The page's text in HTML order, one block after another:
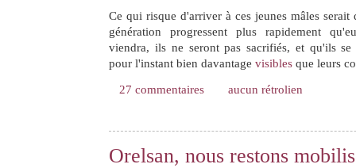
Ce qui risque d'arriver à ces jeunes mâles
génération progressent plus rapidement
viendra, ils ne seront pas sacrifiés, et qu'ils se
pour l'instant bien davantagevisibles que leurs
27 commentaires aucun rétrolien
Orelsan, nous restons